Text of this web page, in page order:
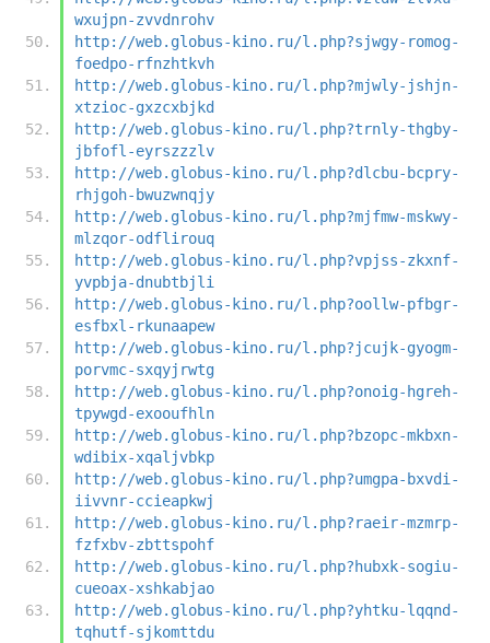
wxujpn-zvvdnrohv
http://web.globus-kino.ru/l.php?sjwgy-romog-
foedpo-rfnzhtkvh
http://web.globus-kino.ru/l.php?mjwly-jshjn-
xtzioc-gxzcxbjkd
http://web.globus-kino.ru/l.php?trnly-thgby-
jbfofl-eyrszzzlv
http://web.globus-kino.ru/l.php?dlcbu-bcpry-
rhjgoh-bwuzwnqjy
http://web.globus-kino.ru/l.php?mjfmw-mskwy-
mlzqor-odflirouq
http://web.globus-kino.ru/l.php?vpjss-zkxnf-
yvpbja-dnubtbjli
http://web.globus-kino.ru/l.php?oollw-pfbgr-
esfbxl-rkunaapew
http://web.globus-kino.ru/l.php?jcujk-gyogm-
porvmc-sxqyjrwtg
http://web.globus-kino.ru/l.php?onoig-hgreh-
tpywgd-exooufhln
http://web.globus-kino.ru/l.php?bzopc-mkbxn-
wdibix-xqaljvbkp
http://web.globus-kino.ru/l.php?umgpa-bxvdi-
iivvnr-ccieapkwj
http://web.globus-kino.ru/l.php?raeir-mzmrp-
fzfxbv-zbttspohf
http://web.globus-kino.ru/l.php?hubxk-sogiu-
cueoax-xshkabjao
http://web.globus-kino.ru/l.php?yhtku-lqqnd-
tqhutf-sjkomttdu